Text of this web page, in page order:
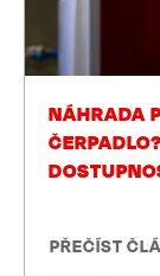
NÁHRADA
PŘEČÍST